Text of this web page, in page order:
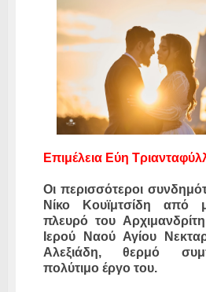
Επιμέλεια Εύη
Οι περισσότεροι
Νίκο Κουϊμτσίδη από
πλευρό του
Ιερού Ναού Αγίου
Αλεξιάδη, θερμό
πολύτιμο έργο του.